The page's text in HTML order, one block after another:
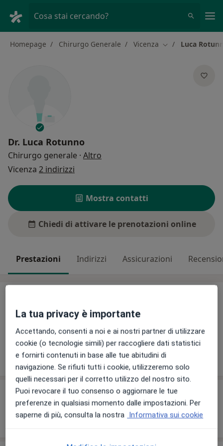
Cosa stai cercando?
Homepage Chirurgo Generale Vicenza Cambia città
Luca
Dr. Luca Rotunno
Chirurgo generale · Altro
Vicenza 2 indirizzi
Mostra contatti
Chiedi di attivare le prenotazioni online
Prestazioni Indirizzi Assicurazioni
Nessuna informazione su prestazioni e prezzi
Questo dottore non ha ancora inserito informazioni
su prestazioni e prezzi.
Pubblicazioni e articoli
Intervista con il dottore
La tua privacy è importante
Accettando, consenti a noi e ai nostri partner di utilizzare
cookie (o tecnologie simili) per raccogliere dati statistici
e fornirti contenuti in base alle tue abitudini di
navigazione. Se rifiuti tutti i cookie, utilizzeremo solo
quelli necessari per il corretto utilizzo del nostro sito.
Puoi revocare il tuo consenso o aggiornare le tue
preferenze in qualsiasi momento dalle impostazioni. Per
saperne di più, consulta la nostra Informativa sui cookie